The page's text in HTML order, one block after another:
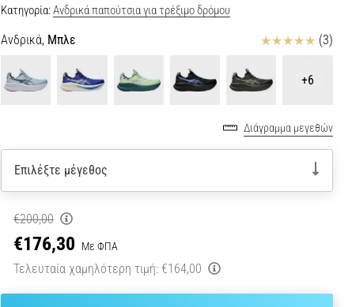
Κατηγορία:Ανδρικά παπούτσια για τρέξιμο δρόμου
Ανδρικά, Μπλε Κριτικές (3)
+6
Διάγραμμα μεγεθών
Επιλέξτε μέγεθος
€200,00
€176,30 Με ΦΠΑ
Τελευταία χαμηλότερη τιμή: €164,00